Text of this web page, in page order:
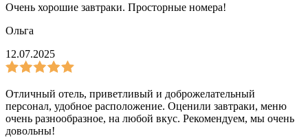
Очень хорошие завтраки. Просторные номера!
Ольга
12.07.2025
Отличный отель, приветливый и доброжелательный
персонал, удобное расположение. Оценили завтраки, меню
очень разнообразное, на любой вкус. Рекомендуем, мы очень
довольны!